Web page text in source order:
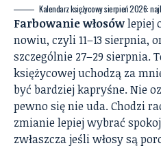
Kalendarz księżycowy sierpień 2026:
Farbowanie włosówlepiej
nowiu, czyli 11–13 sierpnia,
szczególnie 27–29 sierpnia.
księżycowej uchodzą za
być bardziej kapryśne. Nie
pewno się nie uda. Chodzi
zmianie lepiej wybrać
zwłaszcza jeśli włosy są